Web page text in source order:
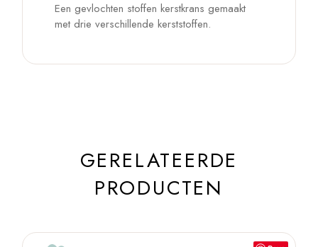
Een gevlochten stoffen kerstkrans gemaakt
met drie verschillende kerststoffen.
GERELATEERDE
PRODUCTEN